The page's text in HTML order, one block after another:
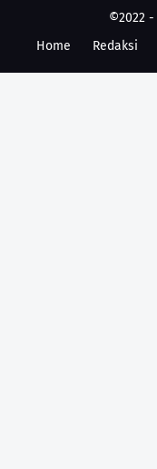
©2022 -
Home
Redaksi